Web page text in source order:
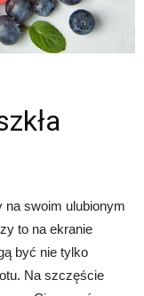
swoim ulubionym
to na ekranie
być nie tylko
Na szczęście